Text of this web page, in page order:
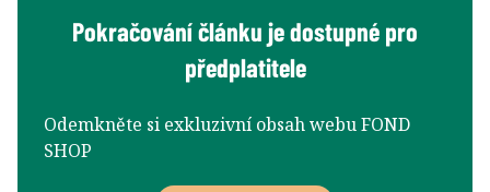
Pokračování článku je dostupné pro
předplatitele
Odemkněte si exkluzivní obsah webu FOND
SHOP